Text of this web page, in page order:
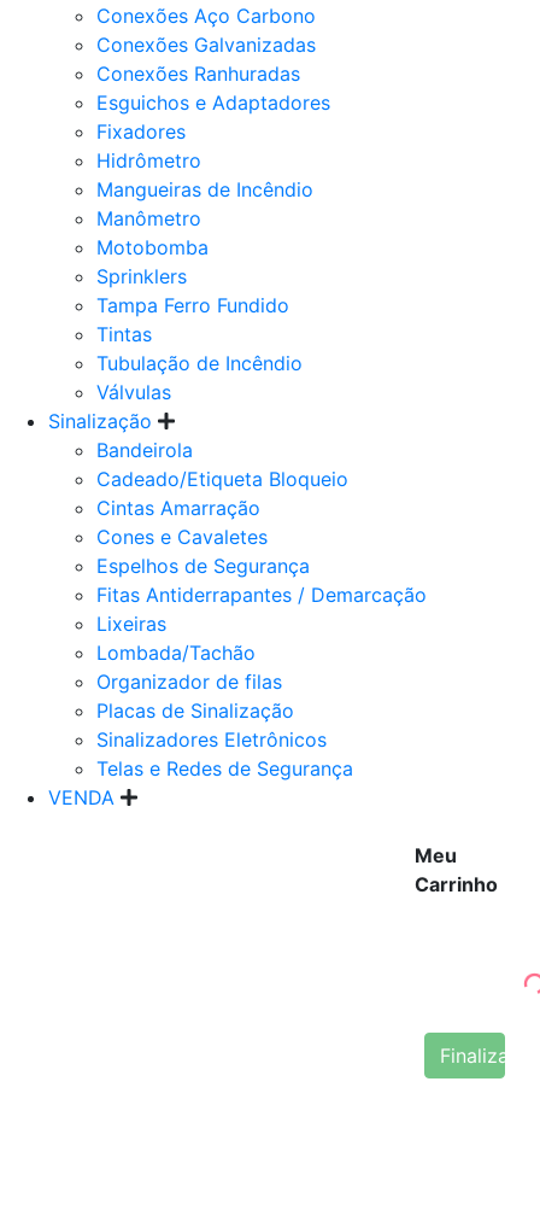
Conexões Aço Carbono
Conexões Galvanizadas
Conexões Ranhuradas
Esguichos e Adaptadores
Fixadores
Hidrômetro
Mangueiras de Incêndio
Manômetro
Motobomba
Sprinklers
Tampa Ferro Fundido
Tintas
Tubulação de Incêndio
Válvulas
Sinalização
Bandeirola
Cadeado/Etiqueta Bloqueio
Cintas Amarração
Cones e Cavaletes
Espelhos de Segurança
Fitas Antiderrapantes / Demarcação
Lixeiras
Lombada/Tachão
Organizador de filas
Placas de Sinalização
Sinalizadores Eletrônicos
Telas e Redes de Segurança
VENDA
Meu
Carrinho
Finalizar